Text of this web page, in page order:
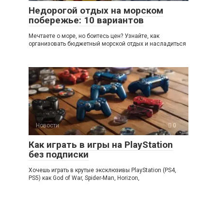
Недорогой отдых на морском
побережье: 10 вариантов
Мечтаете о море, но боитесь цен? Узнайте, как
организовать бюджетный морской отдых и насладиться
Новости 0
Как играть в игры на PlayStation
без подписки
Хочешь играть в крутые эксклюзивы PlayStation (PS4,
PS5) как God of War, Spider-Man, Horizon,